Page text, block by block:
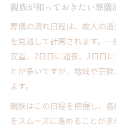
親族が知っておきたい葬儀
葬儀の流れ日程は、故人の
を見通して計画されます。
安置、2日目に通夜、3日目
とが多いですが、地域や宗
ます。
親族はこの日程を把握し、
をスムーズに進めることが